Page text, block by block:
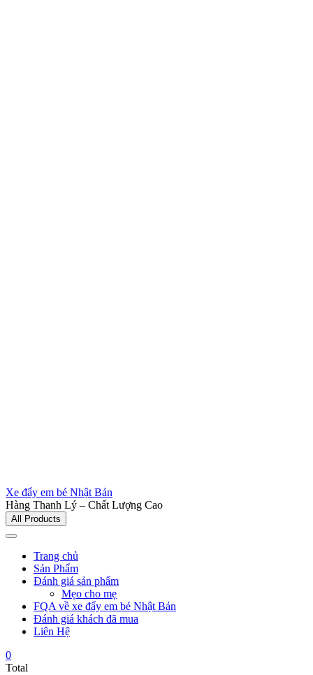
Xe đẩy em bé Nhật Bản
Hàng Thanh Lý – Chất Lượng Cao
All Products
Trang chủ
Sản Phẩm
Đánh giá sản phẩm
Mẹo cho mẹ
FQA về xe đẩy em bé Nhật Bản
Đánh giá khách đã mua
Liên Hệ
0
Total